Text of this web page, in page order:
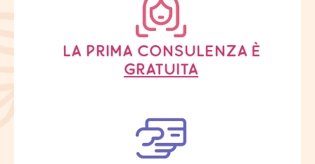
La prima consulenza è
gratuita